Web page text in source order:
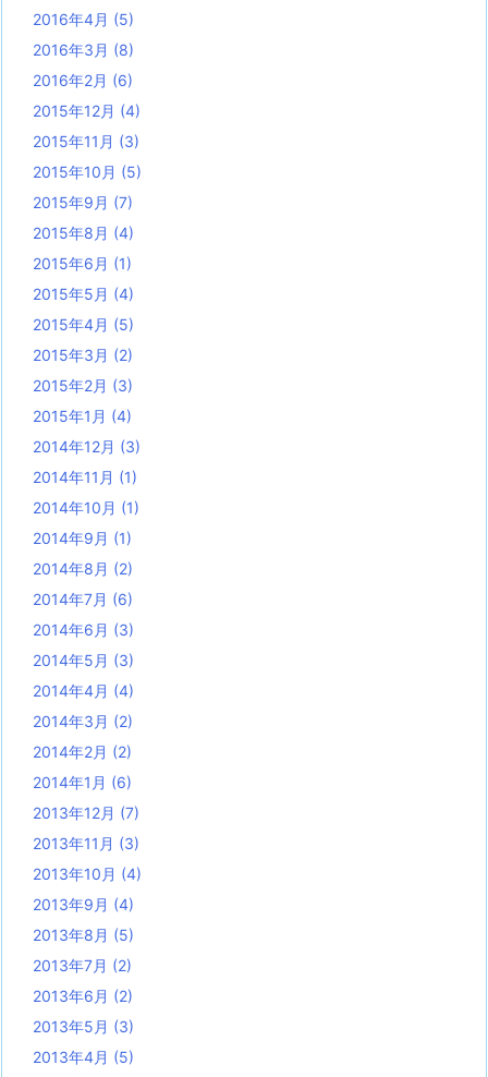
2016年4月 (5)
2016年3月 (8)
2016年2月 (6)
2015年12月 (4)
2015年11月 (3)
2015年10月 (5)
2015年9月 (7)
2015年8月 (4)
2015年6月 (1)
2015年5月 (4)
2015年4月 (5)
2015年3月 (2)
2015年2月 (3)
2015年1月 (4)
2014年12月 (3)
2014年11月 (1)
2014年10月 (1)
2014年9月 (1)
2014年8月 (2)
2014年7月 (6)
2014年6月 (3)
2014年5月 (3)
2014年4月 (4)
2014年3月 (2)
2014年2月 (2)
2014年1月 (6)
2013年12月 (7)
2013年11月 (3)
2013年10月 (4)
2013年9月 (4)
2013年8月 (5)
2013年7月 (2)
2013年6月 (2)
2013年5月 (3)
2013年4月 (5)